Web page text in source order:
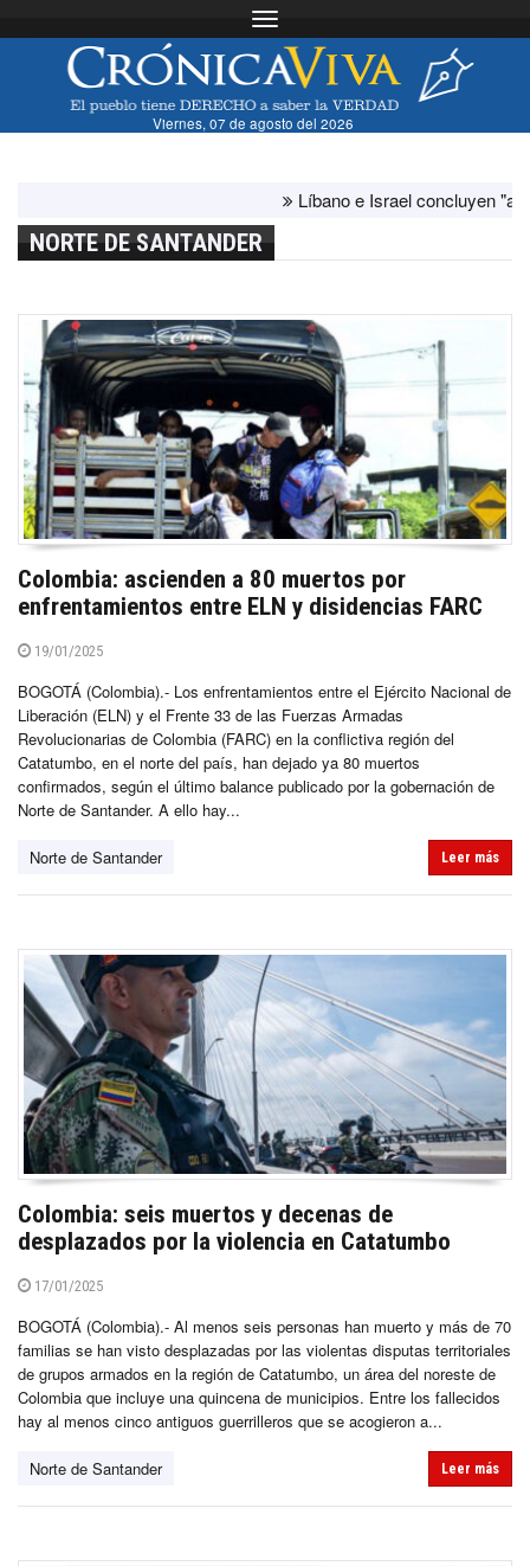
Toggle navigation
Viernes, 07 de agosto del 2026
Líbano e Israel concluyen "antes
NORTE DE SANTANDER
Colombia: ascienden a 80 muertos por
enfrentamientos entre ELN y disidencias FARC
19/01/2025
BOGOTÁ (Colombia).- Los enfrentamientos entre el Ejército Nacional de
Liberación (ELN) y el Frente 33 de las Fuerzas Armadas
Revolucionarias de Colombia (FARC) en la conflictiva región del
Catatumbo, en el norte del país, han dejado ya 80 muertos
confirmados, según el último balance publicado por la gobernación de
Norte de Santander. A ello hay...
Norte de Santander Leer más
Colombia: seis muertos y decenas de
desplazados por la violencia en Catatumbo
17/01/2025
BOGOTÁ (Colombia).- Al menos seis personas han muerto y más de 70
familias se han visto desplazadas por las violentas disputas territoriales
de grupos armados en la región de Catatumbo, un área del noreste de
Colombia que incluye una quincena de municipios. Entre los fallecidos
hay al menos cinco antiguos guerrilleros que se acogieron a...
Norte de Santander Leer más